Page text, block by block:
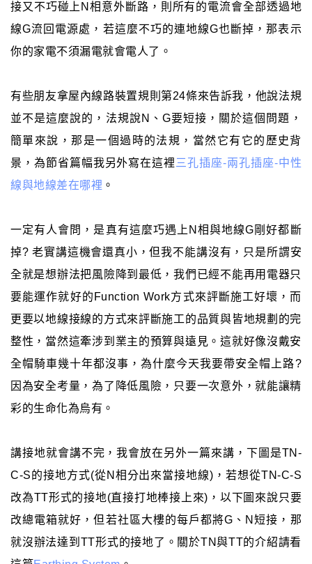
接又不巧碰上N相意外斷路，則所有的電流會全部透過地
線G流回電源處，若這麼不巧的連地線G也斷掉，那表示
你的家電不須漏電就會電人了。
有些朋友拿屋內線路裝置規則第24條來告訴我，他說法規
並不是這麼說的，法規說N、G要短接，關於這個問題，
簡單來說，那是一個過時的法規，當然它有它的歷史背
景，為節省篇幅我另外寫在這裡三孔插座-兩孔插座-中性
線與地線差在哪裡 。
一定有人會問，是真有這麼巧遇上N相與地線G剛好都斷
掉? 老實講這機會還真小，但我不能講沒有，只是所謂安
全就是想辦法把風險降到最低，我們已經不能再用電器只
要能運作就好的Function Work方式來評斷施工好壞，而
更要以地線接線的方式來評斷施工的品質與皆地規劃的完
整性，當然這牽涉到業主的預算與遠見。這就好像沒戴安
全帽騎車幾十年都沒事，為什麼今天我要帶安全帽上路?
因為安全考量，為了降低風險，只要一次意外，就能讓精
彩的生命化為烏有。
講接地就會講不完，我會放在另外一篇來講，下圖是TN-
C-S的接地方式(從N相分出來當接地線)，若想從TN-C-S
改為TT形式的接地(直接打地棒接上來)，以下圖來說只要
改總電箱就好，但若社區大樓的每戶都將G、N短接，那
就沒辦法達到TT形式的接地了。關於TN與TT的介紹請看